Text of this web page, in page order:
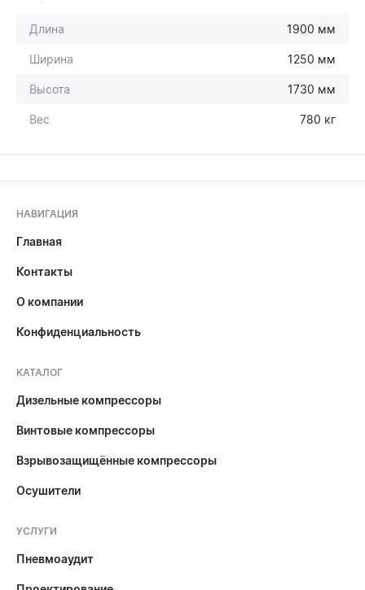
Длина 1900 мм
Ширина 1250 мм
Высота 1730 мм
Вес 780 кг
НАВИГАЦИЯ
Главная
Контакты
О компании
Конфиденциальность
КАТАЛОГ
Дизельные компрессоры
Винтовые компрессоры
Взрывозащищённые компрессоры
Осушители
УСЛУГИ
Пневмоаудит